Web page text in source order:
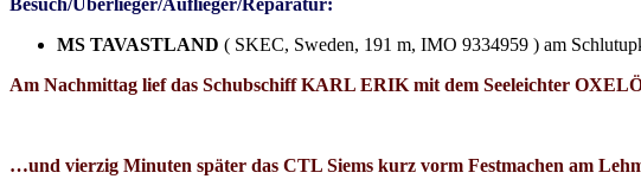
MS TAVASTLAND ( SKEC, Sweden, 191 m, IMO 9334959 ) am
Am Nachmittag lief das Schubschiff KARL ERIK mit dem Seeleichter
…und vierzig Minuten später das CTL Siems kurz vorm Festmachen am